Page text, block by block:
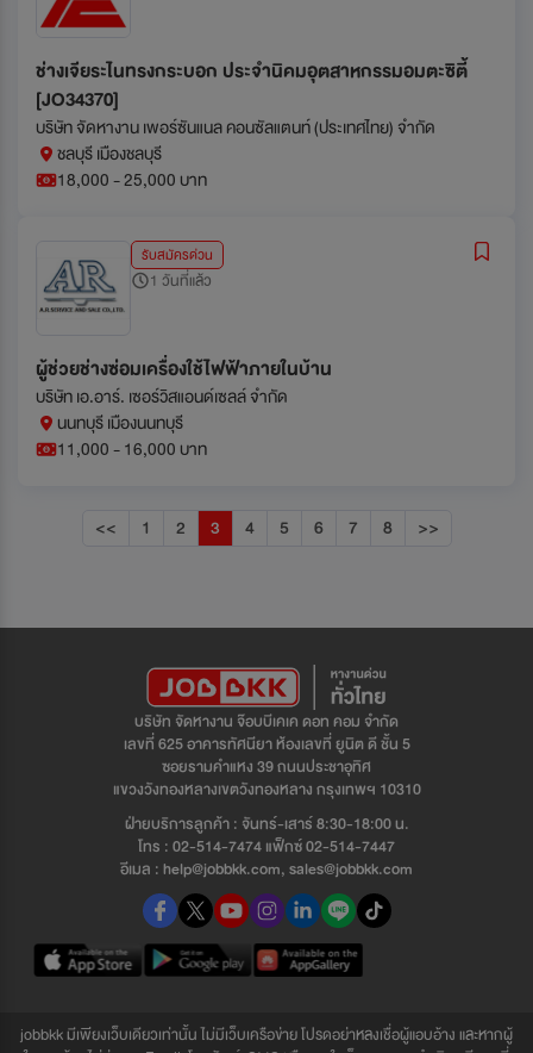
ช่างเจียระไนทรงกระบอก ประจำนิคมอุตสาหกรรมอมตะซิตี้
[JO34370]
บริษัท จัดหางาน เพอร์ซันแนล คอนซัลแตนท์ (ประเทศไทย) จำกัด
ชลบุรี เมืองชลบุรี
18,000 - 25,000 บาท
รับสมัครด่วน
1 วันที่แล้ว
ผู้ช่วยช่างซ่อมเครื่องใช้ไฟฟ้าภายในบ้าน
บริษัท เอ.อาร์. เซอร์วิสแอนด์เซลล์ จำกัด
นนทบุรี เมืองนนทบุรี
11,000 - 16,000 บาท
<< 1 2 3 4 5 6 7 8 >>
บริษัท จัดหางาน จ๊อบบีเคเค ดอท คอม จำกัด
เลขที่ 625 อาคารทัศนียา ห้องเลขที่ ยูนิต ดี ชั้น 5
ซอยรามคำแหง 39 ถนนประชาอุทิศ
แขวงวังทองหลางเขตวังทองหลาง กรุงเทพฯ 10310
ฝ่ายบริการลูกค้า : จันทร์-เสาร์ 8:30-18:00 น.
โทร : 02-514-7474 แฟ็กซ์ 02-514-7447
อีเมล : help@jobbkk.com, sales@jobbkk.com
jobbkk มีเพียงเว็บเดียวเท่านั้น ไม่มีเว็บเครือข่าย โปรดอย่าหลงเชื่อผู้แอบอ้าง และหากผู้